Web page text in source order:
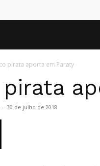
pirata aporta em Paraty
- 30 de julho de 2018